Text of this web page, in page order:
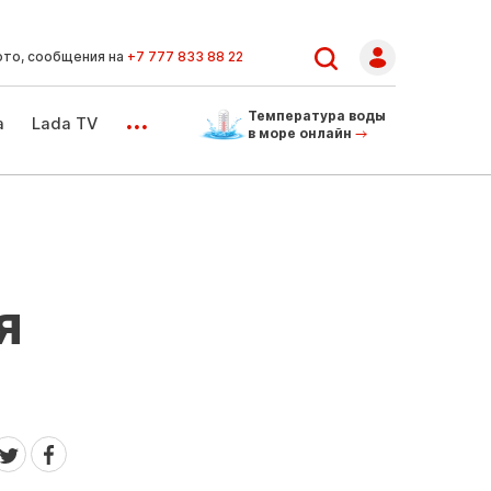
сообщения на +7 777 833 88 22
Lada TV ...
Температура воды
в море онлайн